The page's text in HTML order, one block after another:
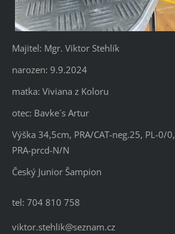
Majitel: Mgr. Viktor Stehlík
narozen: 9.9.2024
matka: Viviana z Koloru
otec: Bavke´s Artur
Výška 34,5cm, PRA/CAT-neg.25, PL-0/0,
PRA-prcd-N/N
Český Junior Šampion
tel: 704 810 758
viktor.stehlik@seznam.cz